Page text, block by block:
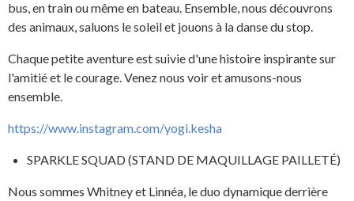
bus, en train ou même en bateau. Ensemble, nous découvrons
des animaux, saluons le soleil et jouons à la danse du stop.
Chaque petite aventure est suivie d'une histoire inspirante sur
l'amitié et le courage. Venez nous voir et amusons-nous
ensemble.
https://www.instagram.com/yogi.kesha
SPARKLE SQUAD (STAND DE MAQUILLAGE PAILLETÉ)
Nous sommes Whitney et Linnéa, le duo dynamique derrière